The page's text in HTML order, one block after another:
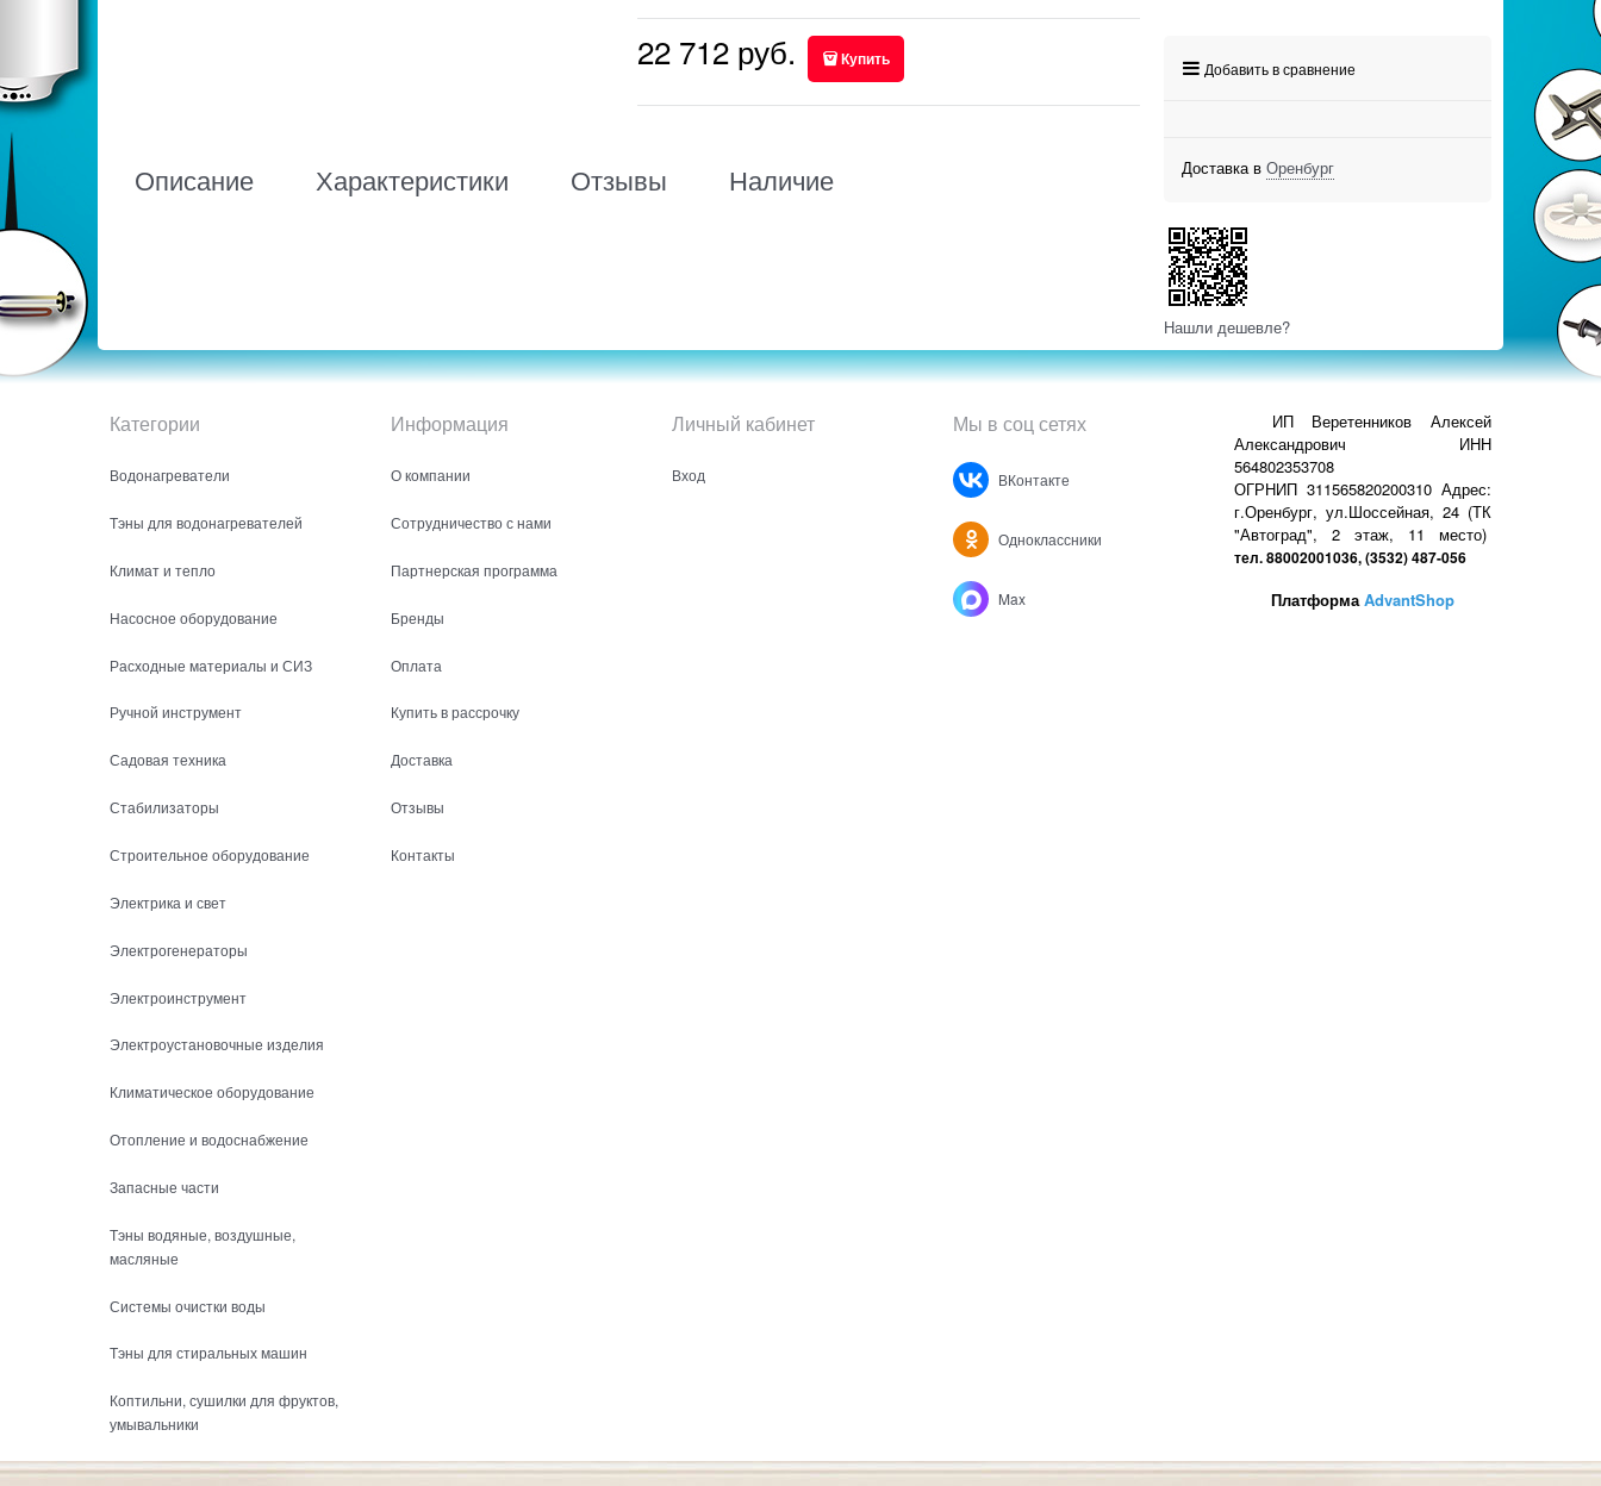
22 712 руб. Купить
Описание Характеристики Отзывы Наличие
Добавить в сравнение
Доставка в Оренбург
Нашли дешевле?
Категории
Водонагреватели
Тэны для водонагревателей
Климат и тепло
Насосное оборудование
Расходные материалы и СИЗ
Ручной инструмент
Садовая техника
Стабилизаторы
Строительное оборудование
Электрика и свет
Электрогенераторы
Электроинструмент
Электроустановочные изделия
Климатическое оборудование
Отопление и водоснабжение
Запасные части
Тэны водяные, воздушные,
масляные
Системы очистки воды
Тэны для стиральных машин
Коптильни, сушилки для фруктов,
умывальники
Информация
О компании
Сотрудничество с нами
Партнерская программа
Бренды
Оплата
Купить в рассрочку
Доставка
Отзывы
Контакты
Личный кабинет
Вход
Мы в соц сетях
ВКонтакте
Одноклассники
Max
ИП Веретенников Алексей
Александрович ИНН
564802353708
ОГРНИП 311565820200310 Адрес:
г.Оренбург, ул.Шоссейная, 24 (ТК
"Автоград", 2 этаж, 11 место)
тел. 88002001036, (3532) 487-056
ПлатформаAdvantShop